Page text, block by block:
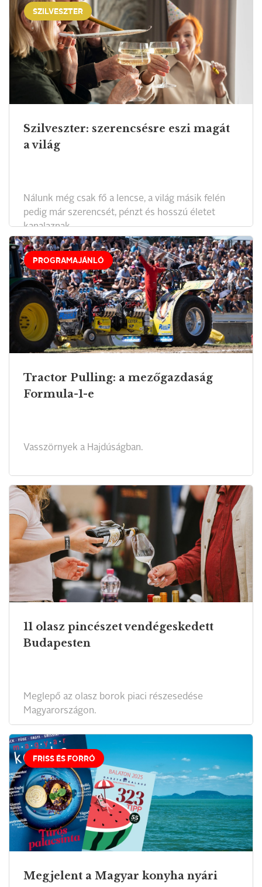
SZILVESZTER
Szilveszter: szerencsésre eszi magát
a világ
Nálunk még csak fő a lencse, a világ másik felén
pedig már szerencsét, pénzt és hosszú életet
kanalaznak.
PROGRAMAJÁNLÓ
Tractor Pulling: a mezőgazdaság
Formula-1-e
Vasszörnyek a Hajdúságban.
11 olasz pincészet vendégeskedett
Budapesten
Meglepő az olasz borok piaci részesedése
Magyarországon.
FRISS ÉS FORRÓ
Megjelent a Magyar konyha nyári